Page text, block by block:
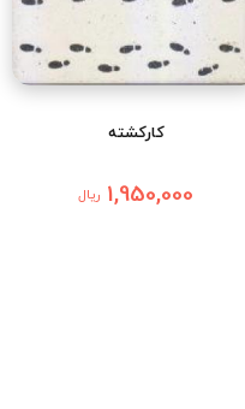
کارکشته
1,950,000 ریال